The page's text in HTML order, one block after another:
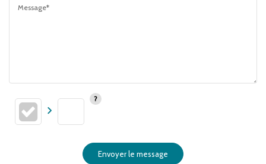
Message*
Envoyer le message